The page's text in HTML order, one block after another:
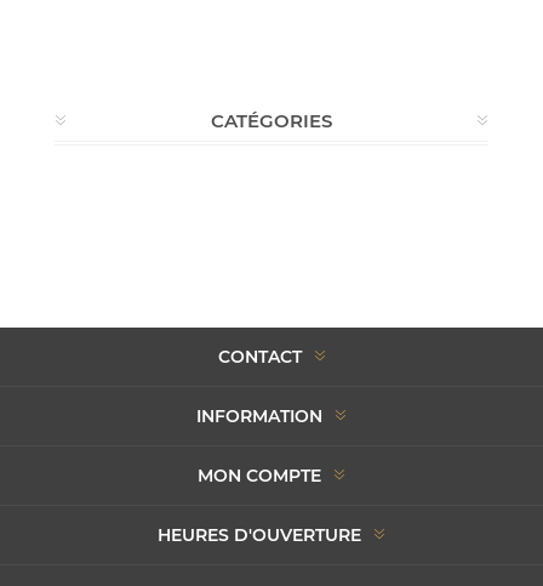
CATÉGORIES
CONTACT
INFORMATION
MON COMPTE
HEURES D'OUVERTURE